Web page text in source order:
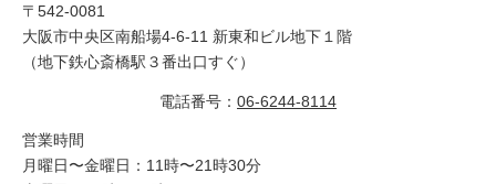
〒542-0081
大阪市中央区南船場4-6-11 新東和ビル地下１階
（地下鉄心斎橋駅３番出口すぐ）
電話番号： 06-6244-8114
営業時間
月曜日〜金曜日：11時〜21時30分